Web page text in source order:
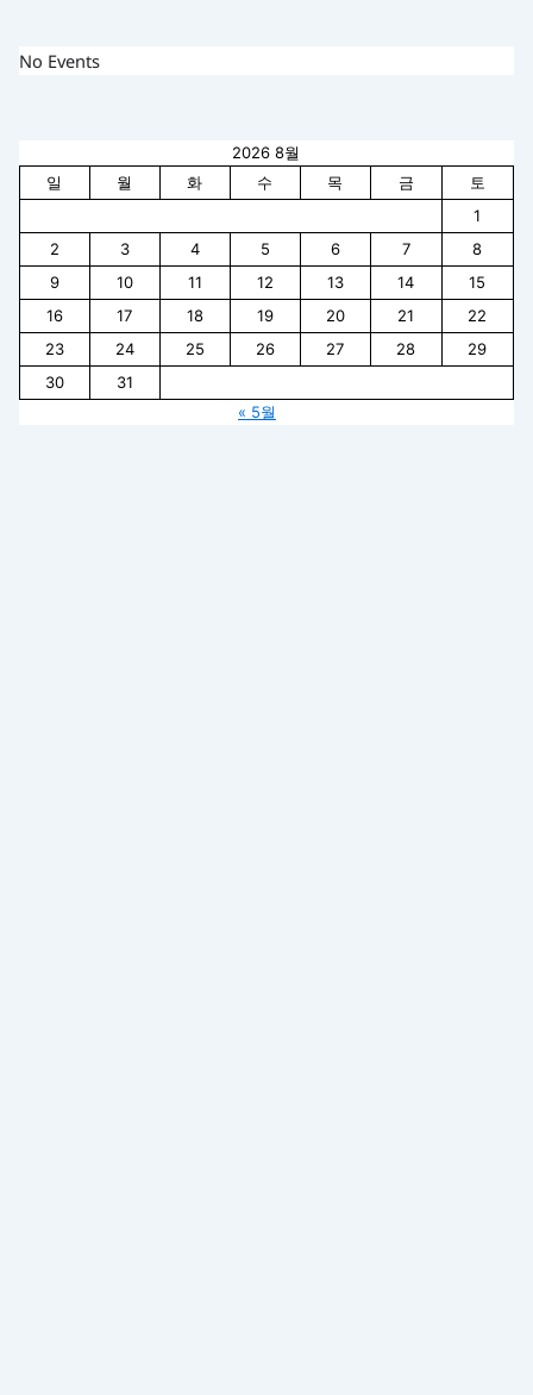
No Events
2026 8월
일
월 화 수 목 금
토
1
2
3 4 5 6 7
8
9
10 11 12 13 14
15
16
17 18 19 20 21
22
23
24 25 26 27 28
29
30
31
« 5월